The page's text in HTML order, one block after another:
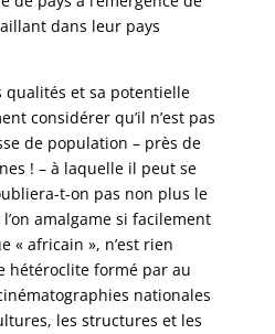
dans leur pays
qualités et sa potentielle
considérer qu’il n’est pas
de population – près de
! – à laquelle il peut se
t-on pas non plus le
amalgame si facilement
« africain », n’est rien
hétéroclite formé par au
nationales
les structures et les